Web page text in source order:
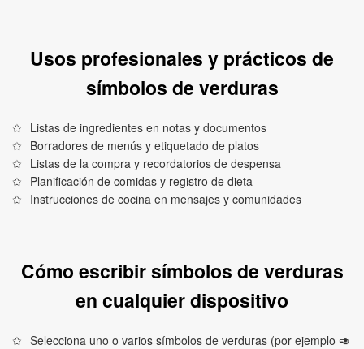
Usos profesionales y prácticos de
símbolos de verduras
Listas de ingredientes en notas y documentos
Borradores de menús y etiquetado de platos
Listas de la compra y recordatorios de despensa
Planificación de comidas y registro de dieta
Instrucciones de cocina en mensajes y comunidades
Cómo escribir símbolos de verduras
en cualquier dispositivo
Selecciona uno o varios símbolos de verduras (por ejemplo 🥑